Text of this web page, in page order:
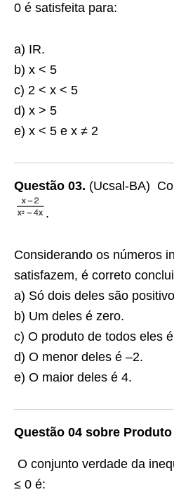
0 é satisfeita para:
a) IR.
b) x < 5
c) 2 < x < 5
d) x > 5
e) x < 5 e x ≠ 2
Questão 03. (Ucsal-BA)
.
Considerando os números
satisfazem, é correto
a) Só dois deles são
b) Um deles é zero.
c) O produto de todos eles
d) O menor deles é –2.
e) O maior deles é 4.
Questão 04 sobre
O conjunto verdade da
≤ 0 é: